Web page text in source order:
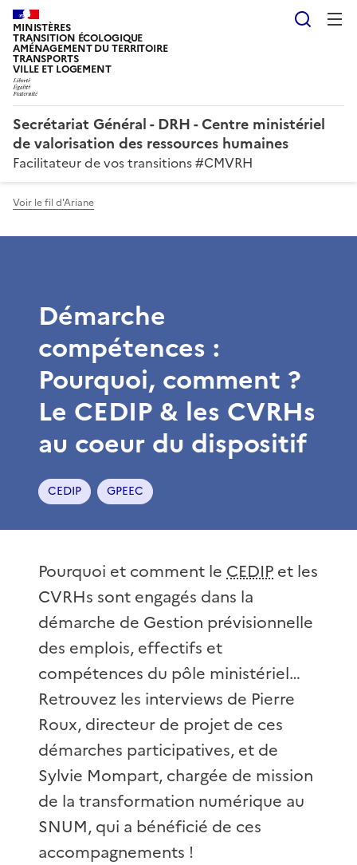
MINISTÈRES
TRANSITION ÉCOLOGIQUE
AMÉNAGEMENT DU TERRITOIRE
TRANSPORTS
VILLE ET LOGEMENT
Secrétariat Général - DRH - Centre ministériel
de valorisation des ressources humaines
Facilitateur de vos transitions #CMVRH
Voir le fil d'Ariane
Démarche
compétences :
Pourquoi, comment ?
Le CEDIP & les CVRHs
au coeur du dispositif
CEDIP GPEEC
Pourquoi et comment le CEDIP et les
CVRHs sont engagés dans la
démarche de Gestion prévisionnelle
des emplois, effectifs et
compétences du pôle ministériel…
Retrouvez les interviews de Pierre
Roux, directeur de projet de ces
démarches participatives, et de
Sylvie Mompart, chargée de mission
de la transformation numérique au
SNUM, qui a bénéficié de ces
accompagnements !